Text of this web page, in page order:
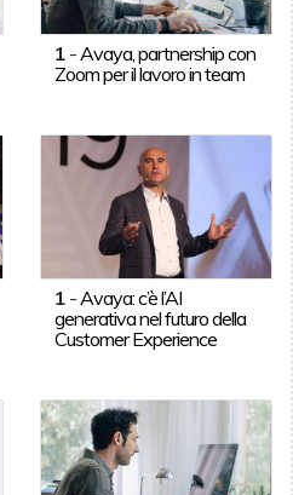
1 - Avaya, partnership con
Zoom per il lavoro in team
1 - Avaya: c’è l’AI
generativa nel futuro della
Customer Experience